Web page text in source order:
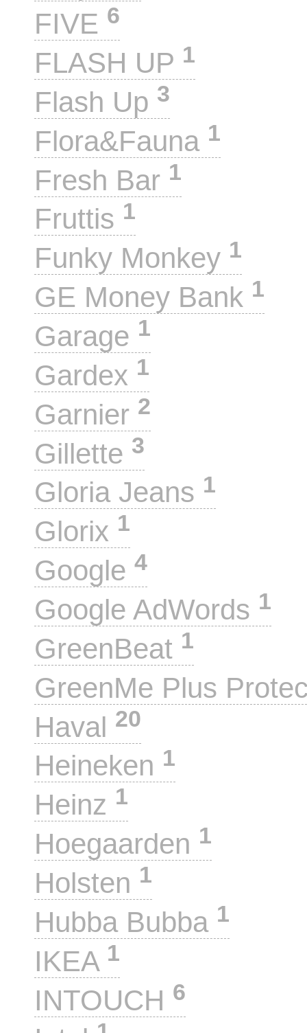
FIVE 6
FLASH UP 1
Flash Up 3
Flora&Fauna 1
Fresh Bar 1
Fruttis 1
Funky Monkey 1
GE Money Bank 1
Garage 1
Gardex 1
Garnier 2
Gillette 3
Gloria Jeans 1
Glorix 1
Google 4
Google AdWords 1
GreenBeat 1
GreenMe Plus
Haval 20
Heineken 1
Heinz 1
Hoegaarden 1
Holsten 1
Hubba Bubba 1
IKEA 1
INTOUCH 6